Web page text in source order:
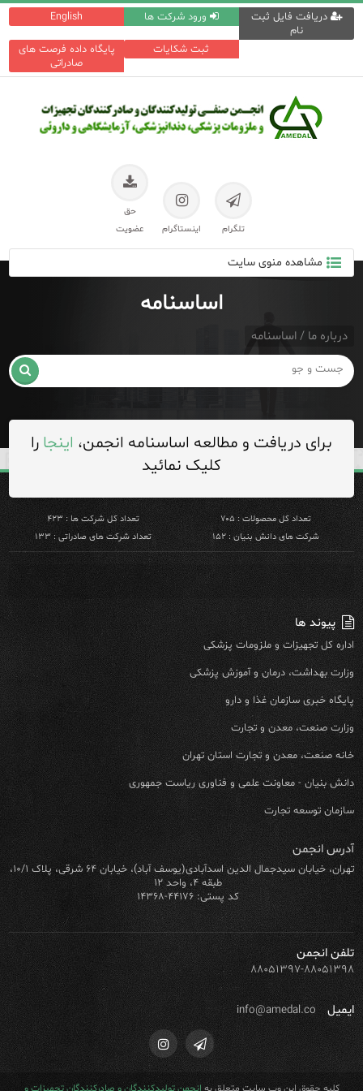
English ورود شرکت ها
دریافت فایل ثبت
نام
پایگاه داده فرصت های
صادراتی
ثبت شکایات
تلگرام اینستاگرام
حق
عضویت
مشاهده منوی سایت
اساسنامه
درباره ما / اساسنامه

برای دریافت و مطالعه اساسنامه انجمن، اینجا را
کلیک نمائید
تعداد کل محصولات : ۷۰۵
تعداد کل شرکت ها : ۴۲۳
شرکت های دانش بنیان : ۱۵۲
تعداد شرکت های صادراتی : ۱۳۳
پیوند ها
اداره کل تجهیزات و ملزومات پزشکی
وزارت بهداشت، درمان و آموزش پزشکی
پایگاه خبری سازمان غذا و دارو
وزارت صنعت، معدن و تجارت
خانه صنعت، معدن و تجارت استان تهران
دانش بنیان - معاونت علمی و فناوری ریاست جمهوری
سازمان توسعه تجارت
آدرس انجمن
تهران، خیابان سیدجمال الدین اسدآبادی(یوسف آباد)، خیابان ۶۴ شرقی، پلاک ۱۰/۱،
طبقه ۴، واحد ۱۲
کد پستی: ۴۴۱۷۶-۱۴۳۶۸
تلفن انجمن
۸۸۰۵۱۳۹۷-۸۸۰۵۱۳۹۸
ایمیل info@amedal.co